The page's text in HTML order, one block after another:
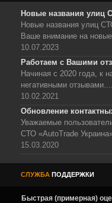
Новые названия улиц
Новые названия улиц
Ваше внимание на
10.07.2023
Работаем с Вашими
Начиная с 2020 года, к
негативными отзывами....
10.02.2021
Обновление
Уважаемые
СТО «AutoTrade
15.03.2020
СЛУЖБА ПОДДЕРЖКИ
Быстрая (примерная)